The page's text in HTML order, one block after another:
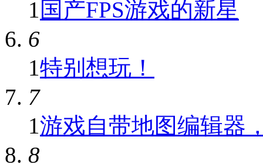
1 国产FPS游戏的新星
6
1特别想玩！
7
1游戏自带地图编辑器
8